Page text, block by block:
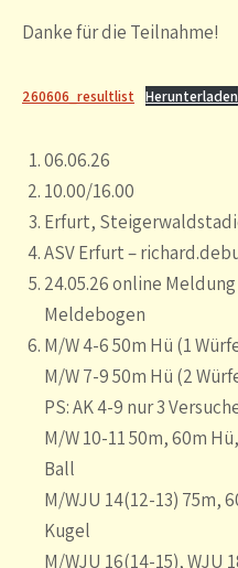
Danke für die Teilnahme!
260606_resultlist Herunterladen
06.06.26
10.00/16.00
Erfurt,
ASV Erfurt –
24.05.26 online
Meldebogen
M/W 4-6 50m Hü (1
M/W 7-9 50m Hü (2
PS: AK 4-9 nur 3
M/W 10-11 50m, 60m
Ball
M/WJU 14(12-13) 75m,
Kugel
M/WJU 16(14-15), WJU